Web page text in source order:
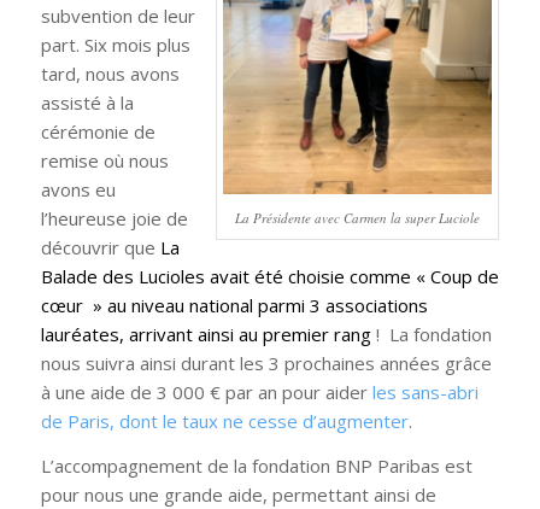
La Présidente avec Carmen la super Luciole
subvention de leur
part. Six mois plus
tard, nous avons
assisté à la
cérémonie de
remise où nous
avons eu
l’heureuse joie de
découvrir que La
Balade des Lucioles avait été choisie comme « Coup de
cœur » au niveau national parmi 3 associations
lauréates, arrivant ainsi au premier rang ! La fondation
nous suivra ainsi durant les 3 prochaines années grâce
à une aide de 3 000 € par an pour aider les sans-abri
de Paris, dont le taux ne cesse d’augmenter.
L’accompagnement de la fondation BNP Paribas est
pour nous une grande aide, permettant ainsi de